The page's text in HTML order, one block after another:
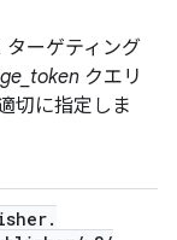
ーゲティング
クエリ
切に指定しま
.